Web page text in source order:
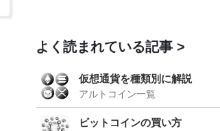
よく読まれている記事
仮想通貨を種類別に解説
アルトコイン一覧
ビットコインの買い方